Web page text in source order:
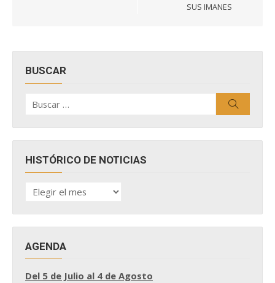
SUS IMANES
BUSCAR
por:
HISTÓRICO DE NOTICIAS
HISTÓRICO
DE
AGENDA
Del 5 de Julio al 4 de Agosto